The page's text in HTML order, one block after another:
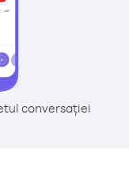
conversației